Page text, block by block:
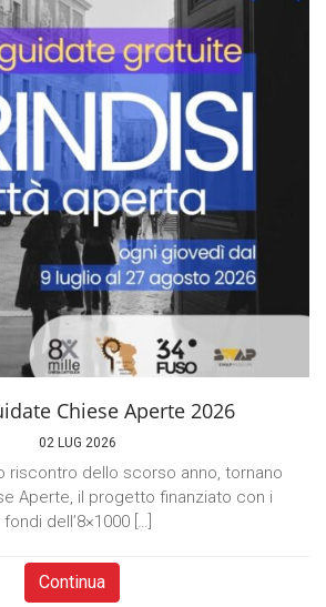
Chiese Aperte 2026
02 LUG 2026
riscontro dello scorso anno, tornano
Aperte, il progetto finanziato con i
fondi dell’8×1000 […]
Continua